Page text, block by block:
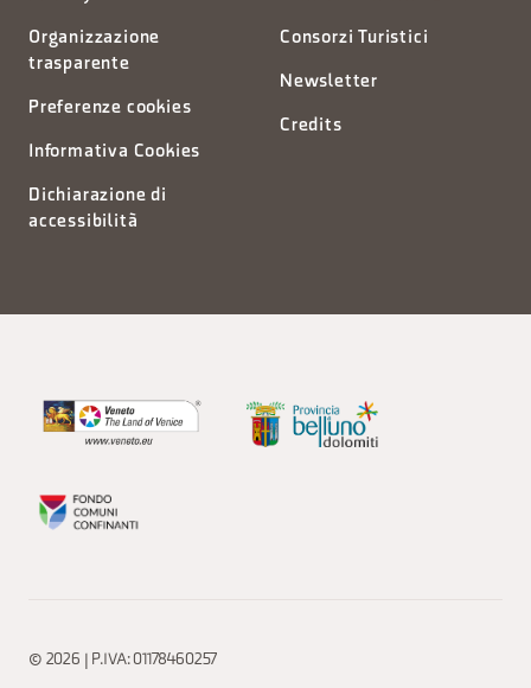
Organizzazione
trasparente
Preferenze cookies
Informativa Cookies
Dichiarazione di
accessibilità
Consorzi Turistici
Newsletter
Credits
© 2026 | P.IVA: 01178460257